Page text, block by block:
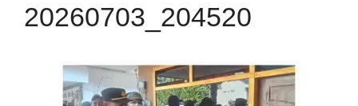
20260703_204520